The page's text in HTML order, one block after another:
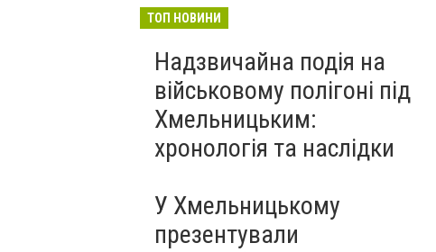
протипухлинному центрі
запрацював новий
томограф
Паперовий флот замість
Чорноморського: як реальні
втрати Росії перетворилися
на дитячу аплікацію
23:42
27 липня
ТОП НОВИНИ
Надзвичайна подія на
військовому полігоні під
Хмельницьким:
хронологія та наслідки
У Хмельницькому
презентували